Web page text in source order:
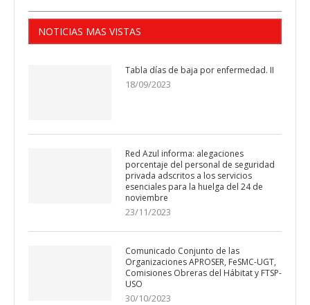
NOTICIAS MAS VISTAS
Tabla días de baja por enfermedad. II
18/09/2023
Red Azul informa: alegaciones
porcentaje del personal de seguridad
privada adscritos a los servicios
esenciales para la huelga del 24 de
noviembre
23/11/2023
Comunicado Conjunto de las
Organizaciones APROSER, FeSMC-UGT,
Comisiones Obreras del Hábitat y FTSP-
USO
30/10/2023